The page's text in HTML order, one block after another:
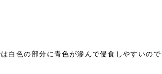
色の部分に青色が滲んで侵食しやすいの